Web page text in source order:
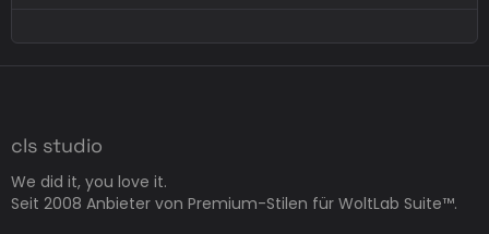
cls studio
We did it, you love it.
Seit 2008 Anbieter von Premium-Stilen für WoltLab Suite™.